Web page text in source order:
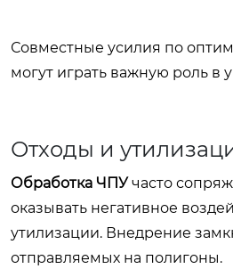
Совместные усилия по
могут играть важную роль в
Отходы и
Обработка ЧПУчасто
оказывать негативное
утилизации. Внедрение
отправляемых на полигоны.